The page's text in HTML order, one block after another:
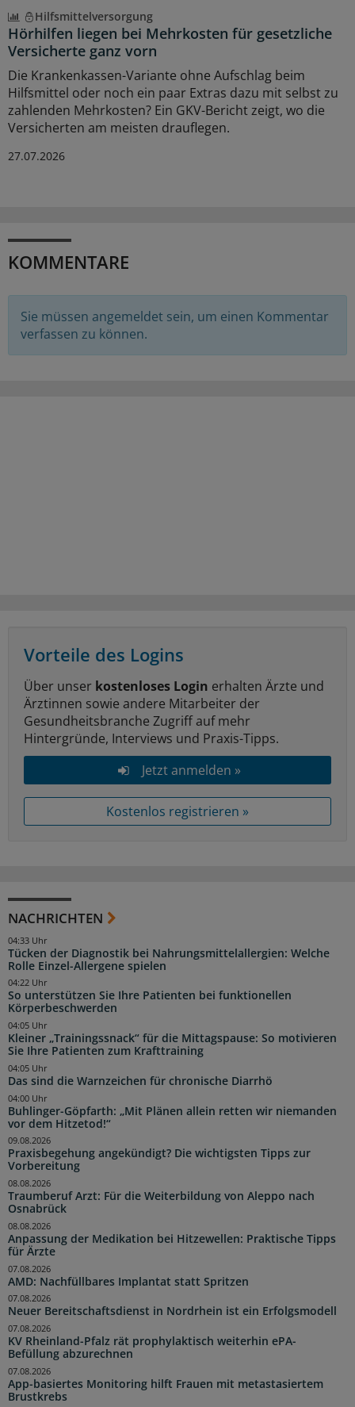
Hilfsmittelversorgung
Hörhilfen liegen bei Mehrkosten für gesetzliche
Versicherte ganz vorn
Die Krankenkassen-Variante ohne Aufschlag beim
Hilfsmittel oder noch ein paar Extras dazu mit selbst zu
zahlenden Mehrkosten? Ein GKV-Bericht zeigt, wo die
Versicherten am meisten drauflegen.
27.07.2026
KOMMENTARE
Sie müssen angemeldet sein, um einen Kommentar
verfassen zu können.
Vorteile des Logins
Über unser kostenloses Login erhalten Ärzte und
Ärztinnen sowie andere Mitarbeiter der
Gesundheitsbranche Zugriff auf mehr
Hintergründe, Interviews und Praxis-Tipps.
Jetzt anmelden »
Kostenlos registrieren »
NACHRICHTEN
Tücken der Diagnostik bei Nahrungsmittelallergien: Welche
Rolle Einzel-Allergene spielen
04:33 Uhr
So unterstützen Sie Ihre Patienten bei funktionellen
Körperbeschwerden
04:22 Uhr
Kleiner „Trainingssnack“ für die Mittagspause: So motivieren
Sie Ihre Patienten zum Krafttraining
04:05 Uhr
Das sind die Warnzeichen für chronische Diarrhö
04:05 Uhr
Buhlinger-Göpfarth: „Mit Plänen allein retten wir niemanden
vor dem Hitzetod!“
04:00 Uhr
Praxisbegehung angekündigt? Die wichtigsten Tipps zur
Vorbereitung
09.08.2026
Traumberuf Arzt: Für die Weiterbildung von Aleppo nach
Osnabrück
08.08.2026
Anpassung der Medikation bei Hitzewellen: Praktische Tipps
für Ärzte
08.08.2026
AMD: Nachfüllbares Implantat statt Spritzen
07.08.2026
Neuer Bereitschaftsdienst in Nordrhein ist ein Erfolgsmodell
07.08.2026
KV Rheinland-Pfalz rät prophylaktisch weiterhin ePA-
Befüllung abzurechnen
07.08.2026
App-basiertes Monitoring hilft Frauen mit metastasiertem
Brustkrebs
07.08.2026